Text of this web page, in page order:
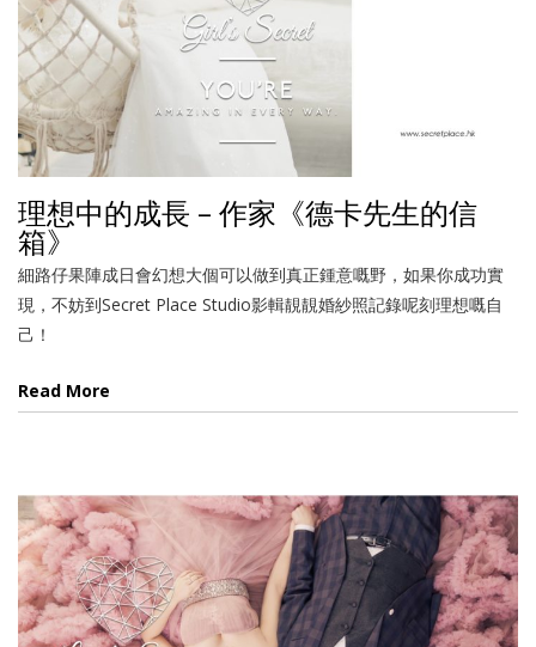
理想中的成長 – 作家《德卡先生的信
箱》
細路仔果陣成日會幻想大個可以做到真正鍾意嘅野，如果你成功實
現，不妨到Secret Place Studio影輯靚靚婚紗照記錄呢刻理想嘅自
己！
Read More